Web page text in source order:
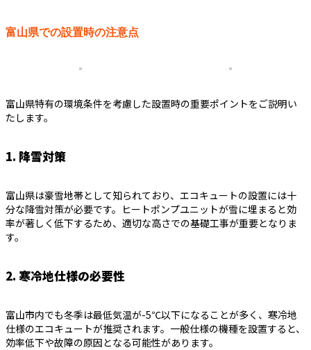
富山県での設置時の注意点
富山県特有の環境条件を考慮した設置時の重要ポイントをご説明い
たします。
1. 降雪対策
富山県は豪雪地帯として知られており、エコキュートの設置には十
分な降雪対策が必要です。ヒートポンプユニットが雪に埋まると効
率が著しく低下するため、適切な高さでの基礎工事が重要となりま
す。
2. 寒冷地仕様の必要性
富山市内でも冬季は最低気温が-5℃以下になることが多く、寒冷地
仕様のエコキュートが推奨されます。一般仕様の機種を設置すると、
効率低下や故障の原因となる可能性があります。